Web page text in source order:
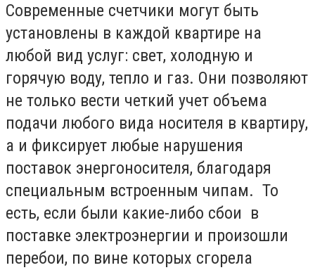
Современные счетчики могут быть
установлены в каждой квартире на
любой вид услуг: свет, холодную и
горячую воду, тепло и газ. Они позволяют
не только вести четкий учет объема
подачи любого вида носителя в квартиру,
а и фиксирует любые нарушения
поставок энергоносителя, благодаря
специальным встроенным чипам. То
есть, если были какие-либо сбои в
поставке электроэнергии и произошли
перебои, по вине которых сгорела